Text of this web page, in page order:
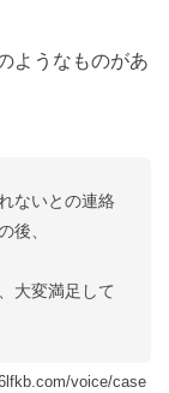
ようなものがあ
ないとの連絡
後、
大変満足して
voice/case